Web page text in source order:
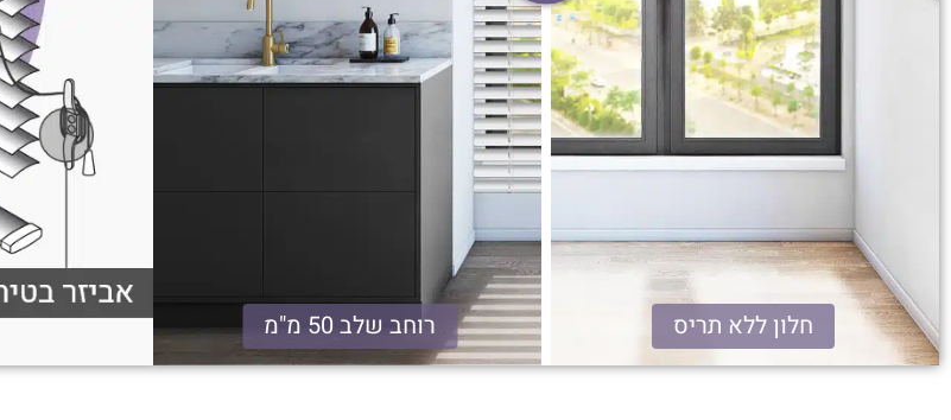
רוחב שלב 50 מ"מ חלון ללא תריס